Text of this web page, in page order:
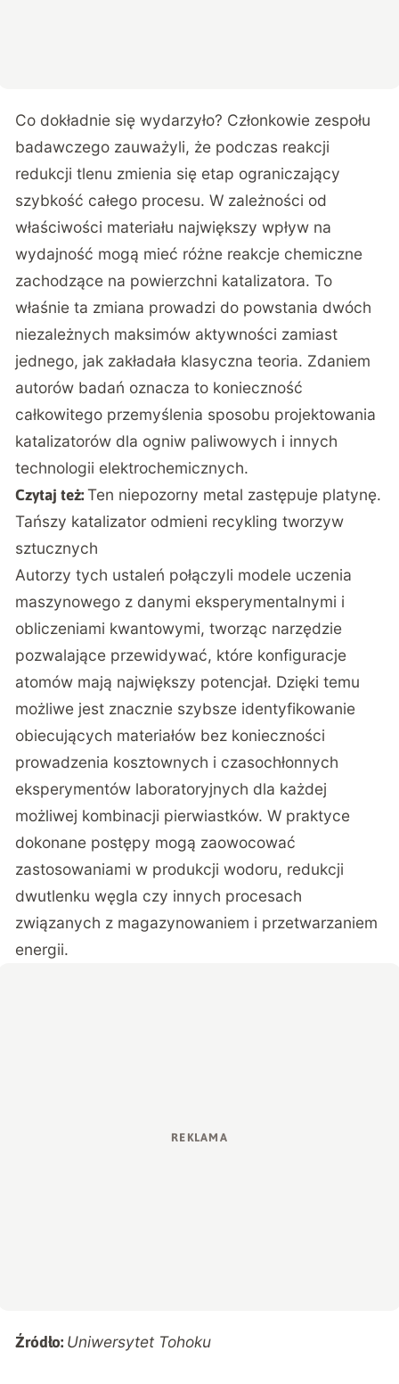
Co dokładnie się wydarzyło? Członkowie zespołu
badawczego zauważyli, że podczas reakcji
redukcji tlenu zmienia się etap ograniczający
szybkość całego procesu. W zależności od
właściwości materiału największy wpływ na
wydajność mogą mieć różne reakcje chemiczne
zachodzące na powierzchni katalizatora. To
właśnie ta zmiana prowadzi do powstania dwóch
niezależnych maksimów aktywności zamiast
jednego, jak zakładała klasyczna teoria. Zdaniem
autorów badań oznacza to konieczność
całkowitego przemyślenia sposobu projektowania
katalizatorów dla ogniw paliwowych i innych
technologii elektrochemicznych.
Czytaj też:Ten niepozorny metal zastępuje platynę.
Tańszy katalizator odmieni recykling tworzyw
sztucznych
Autorzy tych ustaleń połączyli modele uczenia
maszynowego z danymi eksperymentalnymi i
obliczeniami kwantowymi, tworząc narzędzie
pozwalające przewidywać, które konfiguracje
atomów mają największy potencjał. Dzięki temu
możliwe jest znacznie szybsze identyfikowanie
obiecujących materiałów bez konieczności
prowadzenia kosztownych i czasochłonnych
eksperymentów laboratoryjnych dla każdej
możliwej kombinacji pierwiastków. W praktyce
dokonane postępy mogą zaowocować
zastosowaniami w produkcji wodoru, redukcji
dwutlenku węgla czy innych procesach
związanych z magazynowaniem i przetwarzaniem
energii.
Źródło: Uniwersytet Tohoku